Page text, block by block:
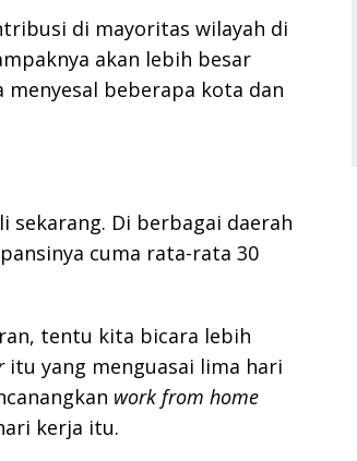
di mayoritas wilayah di
akan lebih besar
beberapa kota dan
sekarang. Di berbagai daerah
cuma rata-rata 30
tentu kita bicara lebih
itu yang menguasai lima hari
work from home
kerja itu.